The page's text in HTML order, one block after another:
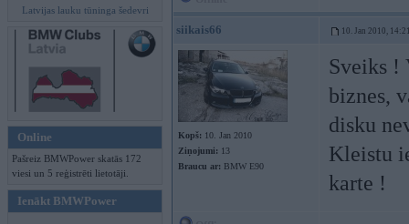
Latvijas lauku tūninga šedevri
Online
Pašreiz BMWPower skatās 172
viesi un 5 reģistrēti lietotāji.
Ienākt BMWPower
siikais66 10. Jan 2010,
Kopš: 10. Jan 2010
Ziņojumi: 13
Braucu ar: BMW E90
Sveiks !
biznes,
disku
Kleistu
karte !